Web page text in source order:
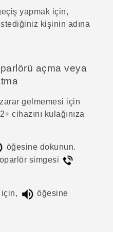
yapmak için,
kişinin adına
açma veya
gelmemesi için
cihazını kulağınıza
öğesine dokunun.
simgesi
öğesine